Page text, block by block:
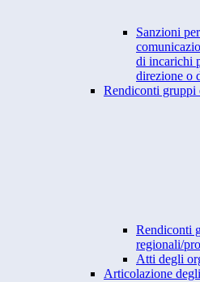
Sanzioni
di incarichi
direzione o
Rendiconti
Rendiconti
regionali/
Atti degli
Articolazione